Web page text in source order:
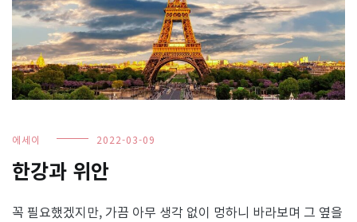
에세이 2022-03-09
한강과 위안
꼭 필요했겠지만, 가끔 아무 생각 없이 멍하니 바라보며 그 옆을